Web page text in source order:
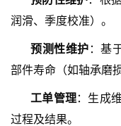
润滑、季度校准）。
预测性维护 ：基
部件寿命（如轴承磨
工单管理：生成
过程及结果。